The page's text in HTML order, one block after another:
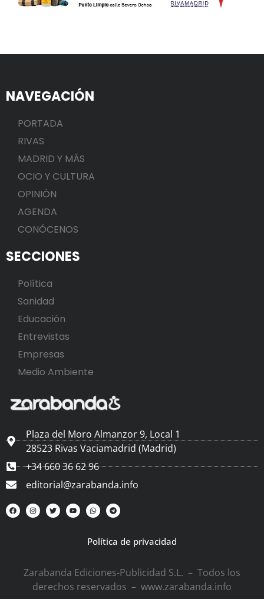
NAVEGACIÓN
PORTADA
RIVAS
MADRID Y MÁS
OCIO Y CULTURA
OPINIÓN
AGENDA
CONÓCENOS
SECCIONES
Política
Sanidad
Educación
Entrevistas
Empresas
Medio Ambiente
Plaza del Moro Almanzor 9, Local 1
28523 Rivas Vaciamadrid (Madrid)
+34 660 36 62 96
editorial@zarabanda.info
Política de privacidad
Zarabanda Ediciones-Publicidad S.L. – Todos los
derechos reservados – www.zarabanda.info